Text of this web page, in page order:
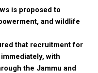
is proposed to
and wildlife
that recruitment for
with
the Jammu and